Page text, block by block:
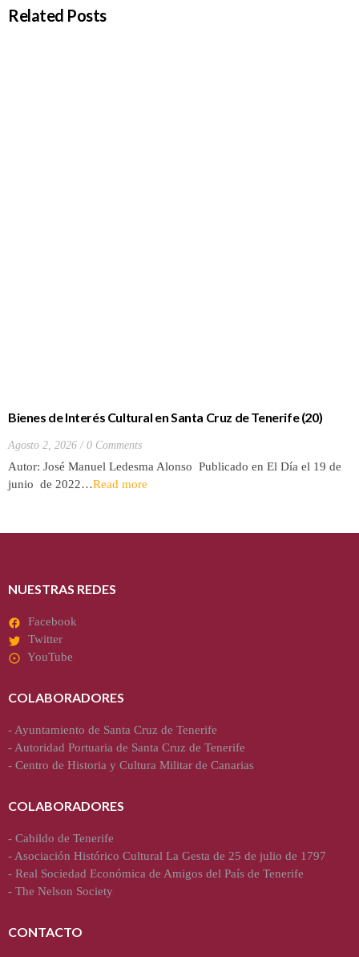
Related Posts
Bienes de Interés Cultural en Santa Cruz de Tenerife (20)
Agosto 2, 2026 0 Comments
Autor: José Manuel Ledesma Alonso Publicado en El Día el 19 de
junio de 2022…Read more
NUESTRAS REDES
Facebook
Twitter
YouTube
COLABORADORES
-Ayuntamiento de Santa Cruz de Tenerife
-Autoridad Portuaria de Santa Cruz de Tenerife
- Centro de Historia y Cultura Militar de Canarias
COLABORADORES
- Cabildo de Tenerife
-Asociación Histórico Cultural La Gesta de 25 de julio de 1797
- Real Sociedad Económica de Amigos del País de Tenerife
- The Nelson Society
CONTACTO